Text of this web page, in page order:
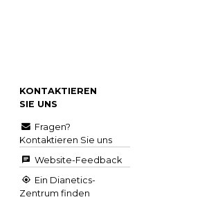
KONTAKTIEREN
SIE UNS
Fragen?
Kontaktieren Sie uns
Website-Feedback
Ein Dianetics-
Zentrum finden